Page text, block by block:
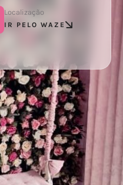
Localização
IR PELO WAZE